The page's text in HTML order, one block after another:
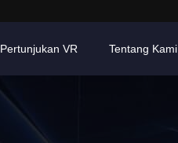
Pertunjukan VR Tentang Kami